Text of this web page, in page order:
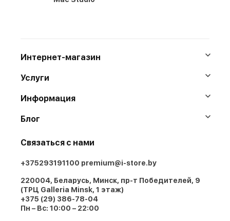
Интернет-магазин
Услуги
Информация
Блог
Связаться с нами
+375293191100 premium@i-store.by
220004, Беларусь, Минск, пр-т Победителей, 9
(ТРЦ Galleria Minsk, 1 этаж)
+375 (29) 386-78-04
Пн – Вс: 10:00 – 22:00